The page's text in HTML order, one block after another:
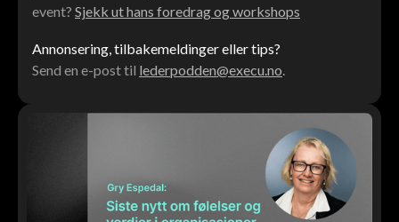
event? Sjekk ut hans foredrag og workshops
Annonsering, tilbakemeldinger eller tips?
Send en e-post til lederpodden@execu.no.